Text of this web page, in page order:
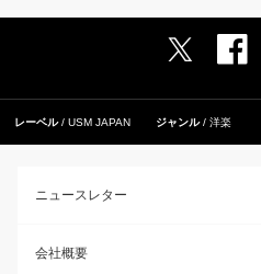
レーベル USM JAPAN ジャンル 洋楽
ニュースレター
会社概要